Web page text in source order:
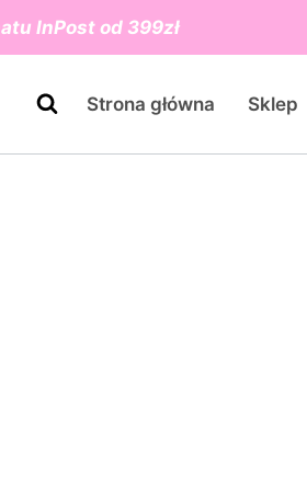
InPost od 399zł
Strona główna Sklep